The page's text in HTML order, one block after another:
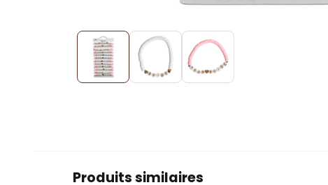
Produits similaires